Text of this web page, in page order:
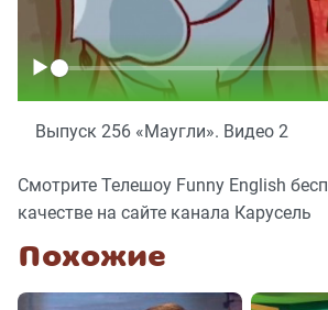
Выпуск 256 «Маугли». Видео 2
Смотрите Телешоу Funny English
качестве на сайте канала Карусель
Похожие